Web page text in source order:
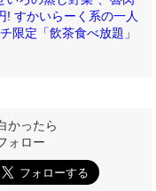
! すかいらーく系の一人
限定「飲茶食べ放題」
かったら
ォロー